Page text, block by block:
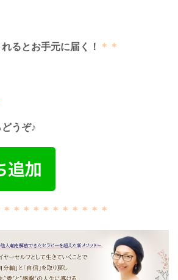
るとお手元に届く！ ＊＊
うぞ♪
＊＊＊＊＊＊＊＊＊＊